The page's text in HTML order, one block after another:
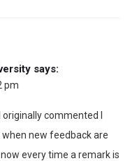
says:
pm
commented I
new feedback are
every time a remark is